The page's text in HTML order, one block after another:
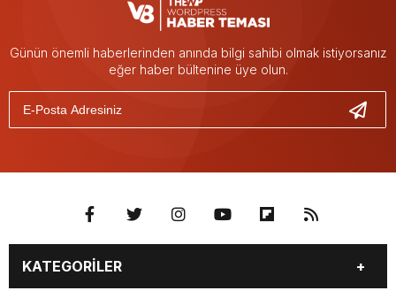
Günün önemli haberlerinden anında bilgi sahibi olmak istiyorsanız
eğer haber bültenine üye olun.
KATEGORİLER